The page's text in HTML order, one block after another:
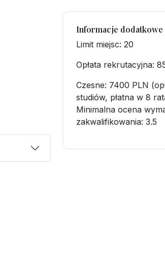
Informacje dodatkowe
Limit miejsc: 20
Opłata rekrutacyjna:
Czesne: 7400 PLN
studiów, płatna w 8
Minimalna ocena
zakwalifikowania: 3.5